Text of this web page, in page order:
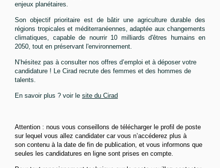
enjeux planétaires.
Son objectif prioritaire est de bâtir une agriculture durable des
régions tropicales et méditerranéennes, adaptée aux changements
climatiques, capable de nourrir 10 milliards d'êtres humains en
2050, tout en préservant l'environnement.
N’hésitez pas à consulter nos offres d’emploi et à déposer votre
candidature ! Le Cirad recrute des femmes et des hommes de
talents.
En savoir plus ? voir le site du Cirad
Attention : nous vous conseillons de télécharger le profil de poste
sur lequel vous allez candidater car vous n’accéderez plus à
son contenu à la date de fin de publication, et vous informons que
seules les candidatures en ligne sont prises en compte.